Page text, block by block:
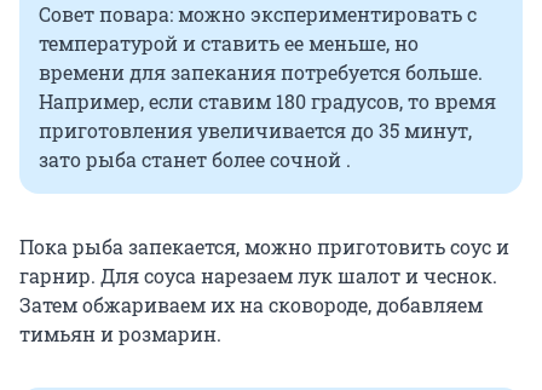
Совет повара: можно экспериментировать с
температурой и ставить ее меньше, но
времени для запекания потребуется больше.
Например, если ставим 180 градусов, то время
приготовления увеличивается до 35 минут,
зато рыба станет более сочной .
Пока рыба запекается, можно приготовить соус и
гарнир. Для соуса нарезаем лук шалот и чеснок.
Затем обжариваем их на сковороде, добавляем
тимьян и розмарин.